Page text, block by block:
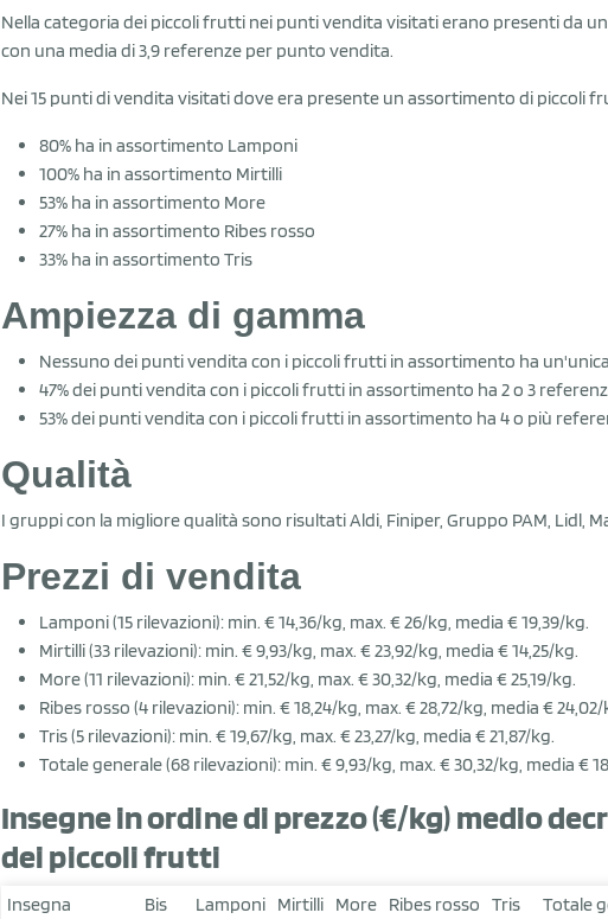
Nella categoria dei piccoli frutti nei punti vendita visitati erano presenti da
con una media di 3,9 referenze per punto vendita.
Nei 15 punti di vendita visitati dove era presente un assortimento di piccoli
80% ha in assortimento Lamponi
100% ha in assortimento Mirtilli
53% ha in assortimento More
27% ha in assortimento Ribes rosso
33% ha in assortimento Tris
Ampiezza di gamma
Nessuno dei punti vendita con i piccoli frutti in assortimento ha
47% dei punti vendita con i piccoli frutti in assortimento ha 2 o 3
53% dei punti vendita con i piccoli frutti in assortimento ha 4 o più
Qualità
I gruppi con la migliore qualità sono risultati Aldi, Finiper, Gruppo PAM, Lidl,
Prezzi di vendita
Lamponi (15 rilevazioni): min. € 14,36/kg, max. € 26/kg, media € 19,39/kg.
Mirtilli (33 rilevazioni): min. € 9,93/kg, max. € 23,92/kg, media € 14,25/kg.
More (11 rilevazioni): min. € 21,52/kg, max. € 30,32/kg, media € 25,19/kg.
Ribes rosso (4 rilevazioni): min. € 18,24/kg, max. € 28,72/kg, media € 24,02/
Tris (5 rilevazioni): min. € 19,67/kg, max. € 23,27/kg, media € 21,87/kg.
Totale generale (68 rilevazioni): min. € 9,93/kg, max. € 30,32/kg, media €
Insegne in ordine di prezzo (€/kg) medio
dei piccoli frutti
Insegna Bis Lamponi Mirtilli More Ribes rosso Tris
Totale